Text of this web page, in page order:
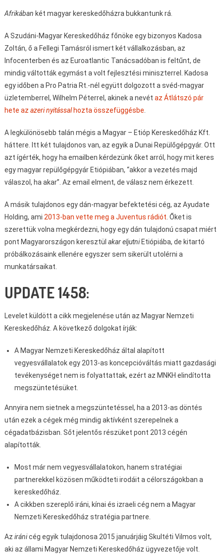
Afrikában két magyar kereskedőházra bukkantunk rá.
A Szudáni-Magyar Kereskedőház főnöke egy bizonyos Kadosa
Zoltán, ő a Fellegi Tamásról ismert két vállalkozásban, az
Infocenterben és az Euroatlantic Tanácsadóban is feltűnt, de
mindig váltották egymást a volt fejlesztési miniszterrel. Kadosa
egy időben a Pro Patria Rt.-nél együtt dolgozott a svéd-magyar
üzletemberrel, Wilhelm Péterrel, akinek a nevét az Átlátszó pár
hete az azeri nyitássalhozta összefüggésbe
A legkülönösebb talán mégis a Magyar – Etióp Kereskedőház Kft.
háttere. Itt két tulajdonos van, az egyik a Dunai Repülőgépgyár. Ott
azt ígérték, hogy ha emailben kérdezünk őket arról, hogy mit keres
egy magyar repülőgépgyár Etiópiában, “akkor a vezetés majd
válaszol, ha akar”. Az email elment, de válasz nem érkezett.
A másik tulajdonos egy dán-magyar befektetési cég, az Ayudate
Holding, ami 2013-ban vette meg a Juventus rádiót . Őket is
szerettük volna megkérdezni, hogy egy dán tulajdonú csapat miért
pont Magyarországon keresztül akar eljutniEtiópiába, de kitartó
próbálkozásaink ellenére egyszer sem sikerült utolérni a
munkatársaikat.
UPDATE 1458:
Levelet küldött a cikk megjelenése után az Magyar Nemzeti
Kereskedőház. A következő dolgokat írják:
A Magyar Nemzeti Kereskedőház által alapított
vegyesvállalatok egy 2013-as koncepcióváltás miatt gazdasági
tevékenységet nem is folyattattak, ezért az MNKH elindította
megszüntetésüket.
Annyira nem sietnek a megszüntetéssel, ha a 2013-as döntés
után ezek a cégek még mindig aktívként szerepelnek a
cégadatbázisban. Sőt jelentős részüket pont 2013 cégén
alapították.
Most már nem vegyesvállalatokon, hanem stratégiai
partnerekkel közösen működteti irodáit a célországokban a
kereskedőház.
A cikkben szereplő iráni, kínai és izraeli cég nem a Magyar
Nemzeti Kereskedőház stratégia partnere.
Az iránicég egyik tulajdonosa 2015 januárjáig Skultéti Vilmos volt,
aki az állami Magyar Nemzeti Kereskedőház ügyvezetője volt.